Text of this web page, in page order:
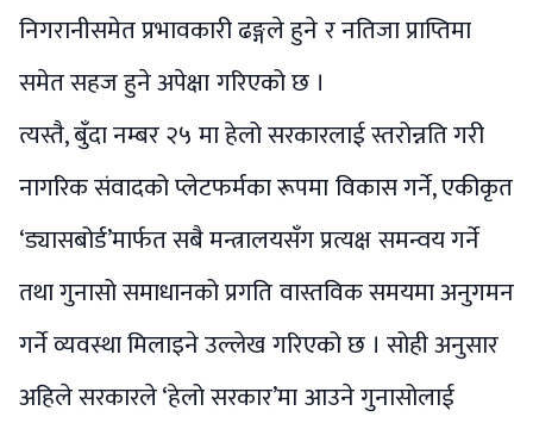
निगरानीसमेत प्रभावकारी ढङ्गले हुने र नतिजा प्राप्तिमा
समेत सहज हुने अपेक्षा गरिएको छ ।
त्यस्तै, बुँदा नम्बर २५ मा हेलो सरकारलाई स्तरोन्नति गरी
नागरिक संवादको प्लेटफर्मका रूपमा विकास गर्ने, एकीकृत
‘ड्यासबोर्ड’मार्फत सबै मन्त्रालयसँग प्रत्यक्ष समन्वय गर्ने
तथा गुनासो समाधानको प्रगति वास्तविक समयमा अनुगमन
गर्ने व्यवस्था मिलाइने उल्लेख गरिएको छ । सोही अनुसार
अहिले सरकारले ‘हेलो सरकार’मा आउने गुनासोलाई